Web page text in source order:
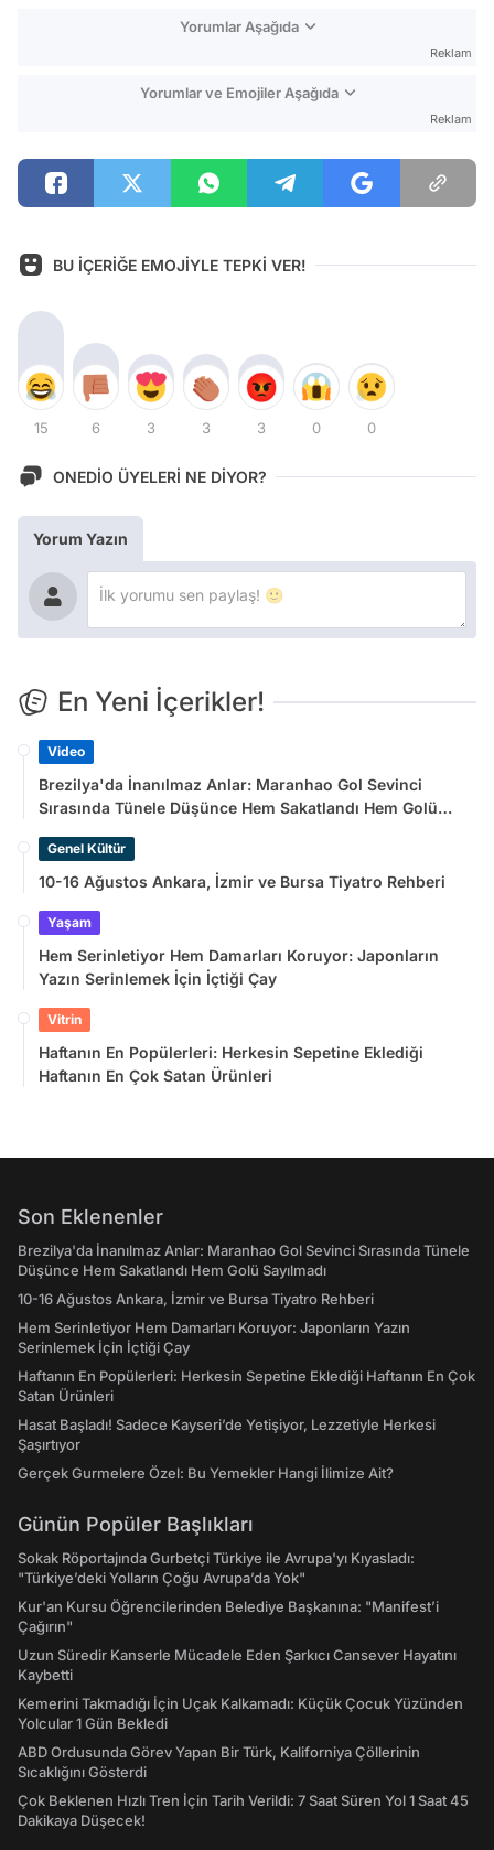
Yorumlar Aşağıda
Reklam
Yorumlar ve Emojiler Aşağıda
Reklam
BU İÇERİĞE EMOJİYLE TEPKİ VER!
15 6 3 3 3 0 0
ONEDİO ÜYELERİ NE DİYOR?
Yorum Yazın
En Yeni İçerikler!
Video
Brezilya'da İnanılmaz Anlar: Maranhao Gol Sevinci
Sırasında Tünele Düşünce Hem Sakatlandı Hem Golü
Genel Kültür
10-16 Ağustos Ankara, İzmir ve Bursa Tiyatro Rehberi
Yaşam
Hem Serinletiyor Hem Damarları Koruyor: Japonların
Yazın Serinlemek İçin İçtiği Çay
Vitrin
Haftanın En Popülerleri: Herkesin Sepetine Eklediği
Haftanın En Çok Satan Ürünleri
Son Eklenenler
Brezilya'da İnanılmaz Anlar: Maranhao Gol Sevinci Sırasında Tünele
Düşünce Hem Sakatlandı Hem Golü Sayılmadı
10-16 Ağustos Ankara, İzmir ve Bursa Tiyatro Rehberi
Hem Serinletiyor Hem Damarları Koruyor: Japonların Yazın
Serinlemek İçin İçtiği Çay
Haftanın En Popülerleri: Herkesin Sepetine Eklediği Haftanın En Çok
Satan Ürünleri
Hasat Başladı! Sadece Kayseri’de Yetişiyor, Lezzetiyle Herkesi
Şaşırtıyor
Gerçek Gurmelere Özel: Bu Yemekler Hangi İlimize Ait?
Günün Popüler Başlıkları
Sokak Röportajında Gurbetçi Türkiye ile Avrupa'yı Kıyasladı:
"Türkiye’deki Yolların Çoğu Avrupa’da Yok"
Kur'an Kursu Öğrencilerinden Belediye Başkanına: "Manifest’i
Çağırın"
Uzun Süredir Kanserle Mücadele Eden Şarkıcı Cansever Hayatını
Kaybetti
Kemerini Takmadığı İçin Uçak Kalkamadı: Küçük Çocuk Yüzünden
Yolcular 1 Gün Bekledi
ABD Ordusunda Görev Yapan Bir Türk, Kaliforniya Çöllerinin
Sıcaklığını Gösterdi
Çok Beklenen Hızlı Tren İçin Tarih Verildi: 7 Saat Süren Yol 1 Saat 45
Dakikaya Düşecek!